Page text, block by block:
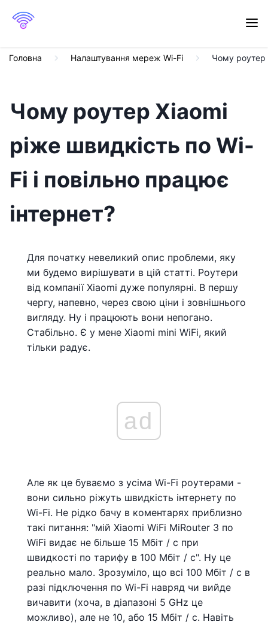
Головна Налаштування мереж Wi-Fi Чому роутер
Чому роутер Xiaomi
ріже швидкість по Wi-
Fi і повільно працює
інтернет?
Для початку невеликий опис проблеми, яку
ми будемо вирішувати в цій статті. Роутери
від компанії Xiaomi дуже популярні. В першу
чергу, напевно, через свою ціни і зовнішнього
вигляду. Ну і працюють вони непогано.
Стабільно. Є у мене Xiaomi mini WiFi, який
тільки радує.
ad
Але як це буваємо з усіма Wi-Fi роутерами -
вони сильно ріжуть швидкість інтернету по
Wi-Fi. Не рідко бачу в коментарях приблизно
такі питання: "мій Xiaomi WiFi MiRouter 3 по
WiFi видає не більше 15 Мбіт / с при
швидкості по тарифу в 100 Мбіт / с". Ну це
реально мало. Зрозуміло, що всі 100 Мбіт / с в
разі підключення по Wi-Fi навряд чи вийде
вичавити (хоча, в діапазоні 5 GHz це
можливо), але не 10, або 15 Мбіт / с. Навіть